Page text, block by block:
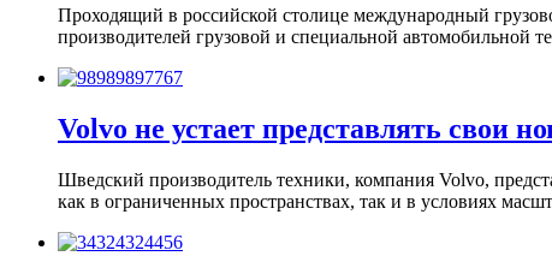
Проходящий в российской столице международный
производителей грузовой и специальной
Volvo не устает представлять свои
Шведский производитель техники, компания Volvo,
как в ограниченных пространствах, так и в условиях